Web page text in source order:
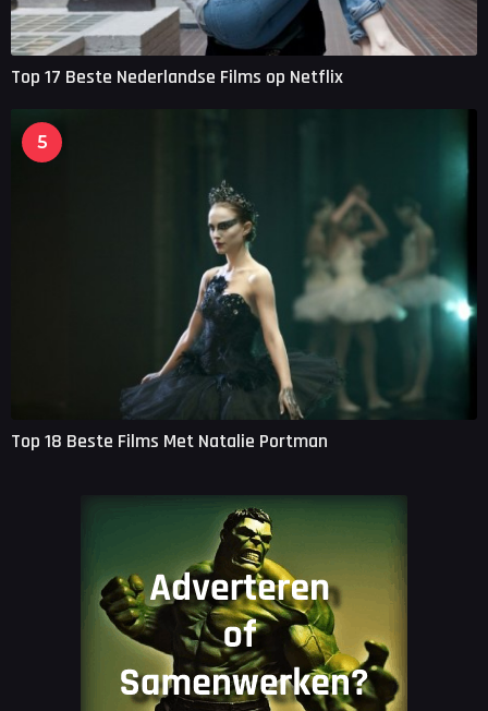
Top 17 Beste Nederlandse Films op Netflix
5
Top 18 Beste Films Met Natalie Portman